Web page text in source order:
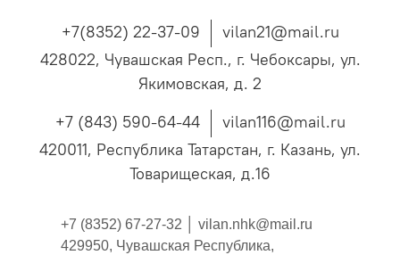
+7(8352) 22-37-09
vilan21@mail.ru
428022, Чувашская Респ., г. Чебоксары, ул.
Якимовская, д. 2
+7 (843) 590-64-44
vilan116@mail.ru
420011, Республика Татарстан, г. Казань, ул.
Товарищеская, д.16
+7 (8352) 67-27-32 │ vilan.nhk@mail.ru
429950, Чувашская Республика,